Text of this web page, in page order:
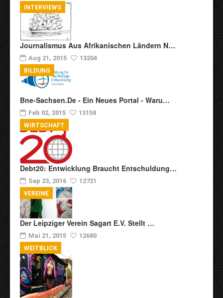
Journalismus Aus Afrikanischen Ländern N…
Aug 21, 2015 13204
INTERVIEWS
Bne-Sachsen.de - Ein Neues Portal - Waru…
Feb 02, 2015 13158
BILDUNG
Debt20: Entwicklung Braucht Entschuldung…
Sep 23, 2016 12721
WIRTSCHAFT
Der Leipziger Verein Sagart E.V. Stellt …
Mai 21, 2015 12680
VEREINE
WEITBLICK